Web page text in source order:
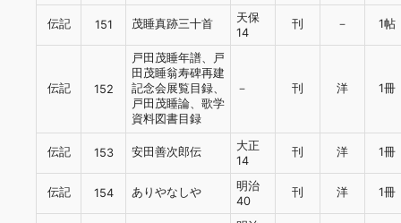
伝記 151 茂睡真跡三十首
天保
14
刊 － 1帖
伝記 152
戸田茂睡年譜、戸
田茂睡翁寿碑再建
記念会展覧目録、
戸田茂睡論、歌学
資料図書目録
－ 刊 洋 1冊
伝記 153 安田善次郎伝
大正
14
刊 洋 1冊
伝記 154 ありやなしや
明治
40
刊 洋 1冊